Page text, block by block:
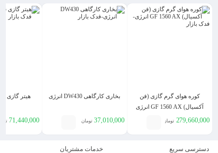
کوره هوای گرم گازی (فن
آکسیال) GF 1560 AX انرژی
279,660,000 تومان
بخاری کارگاهی DW430 انرژی
37,010,000 تومان
هیتر گازی GH 0625 انرژی
71,440,000
دسترسی سریع خدمات مشتریان